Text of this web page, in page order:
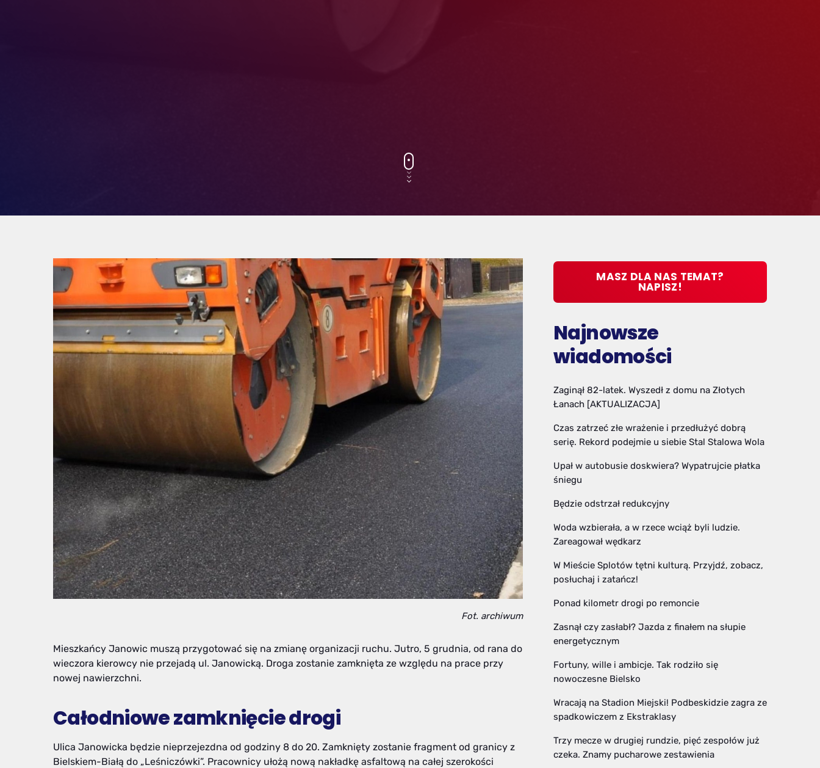
Fot. archiwum
Mieszkańcy Janowic muszą przygotować się na zmianę organizacji ruchu. Jutro, 5 grudnia, od rana do
wieczora kierowcy nie przejadą ul. Janowicką. Droga zostanie zamknięta ze względu na prace przy
nowej nawierzchni.
Całodniowe zamknięcie drogi
Ulica Janowicka będzie nieprzejezdna od godziny 8 do 20. Zamknięty zostanie fragment od granicy z
Bielskiem-Białą do „Leśniczówki”. Pracownicy ułożą nową nakładkę asfaltową na całej szerokości
MASZ DLA NAS TEMAT?
NAPISZ!
Najnowsze
wiadomości
Zaginął 82-latek. Wyszedł z domu na Złotych
Łanach [AKTUALIZACJA]
Czas zatrzeć złe wrażenie i przedłużyć dobrą
serię. Rekord podejmie u siebie Stal Stalowa Wola
Upał w autobusie doskwiera? Wypatrujcie płatka
śniegu
Będzie odstrzał redukcyjny
Woda wzbierała, a w rzece wciąż byli ludzie.
Zareagował wędkarz
W Mieście Splotów tętni kulturą. Przyjdź, zobacz,
posłuchaj i zatańcz!
Ponad kilometr drogi po remoncie
Zasnął czy zasłabł? Jazda z finałem na słupie
energetycznym
Fortuny, wille i ambicje. Tak rodziło się
nowoczesne Bielsko
Wracają na Stadion Miejski! Podbeskidzie zagra ze
spadkowiczem z Ekstraklasy
Trzy mecze w drugiej rundzie, pięć zespołów już
czeka. Znamy pucharowe zestawienia